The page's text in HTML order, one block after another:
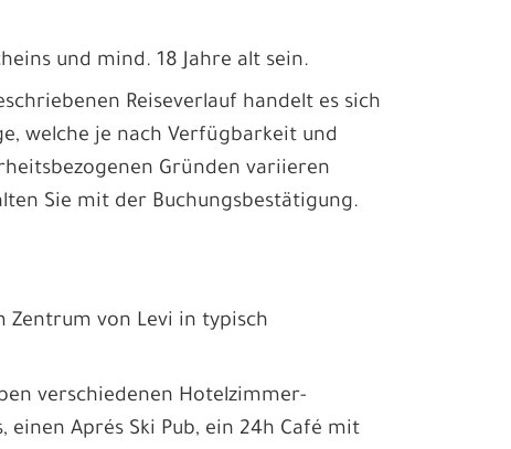
und mind. 18 Jahre alt sein.
Reiseverlauf handelt es sich
welche je nach Verfügbarkeit und
Gründen variieren
Sie mit der Buchungsbestätigung.
Zentrum von Levi in typisch
verschiedenen Hotelzimmer-
Aprés Ski Pub, ein 24h Café mit